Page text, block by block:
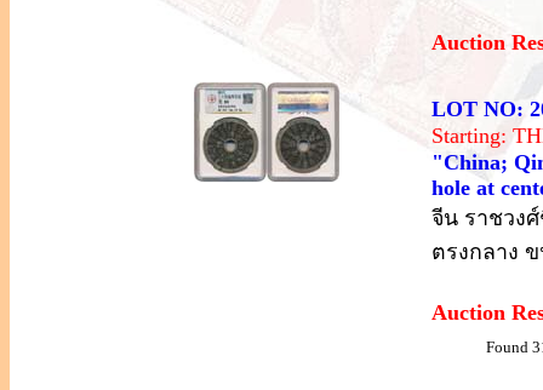
Auction
LOT NO:
Starting:
"China;
hole at
จีน ราชวงศ์
ตรงกลาง
Auction
Found